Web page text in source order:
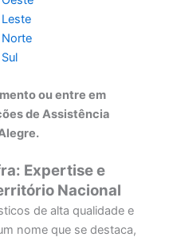
ou entre em
de Assistência
Expertise e
Nacional
de alta qualidade e
nome que se destaca,